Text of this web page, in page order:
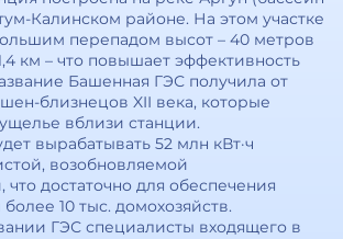
Калинском районе. На этом участке
перепадом высот – 40 метров
км – что повышает эффективность
Башенная ГЭС получила от
близнецов XII века, которые
вблизи станции.
вырабатывать 52 млн кВт·ч
возобновляемой
что достаточно для обеспечения
10 тыс. домохозяйств.
ГЭС специалисты входящего в